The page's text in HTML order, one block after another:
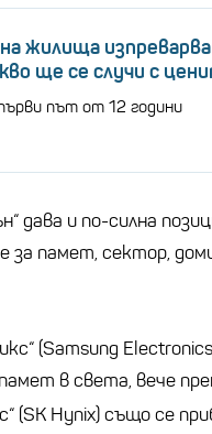
жилища изпреварва
ще се случи с
път от 12 години
дава и по-силна
за памет, сектор,
(Samsung
в света, вече
(SK Hynix) също се